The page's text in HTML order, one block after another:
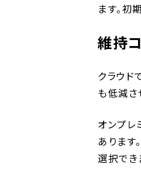
ます。初
維持
クラウド
も低減さ
オンプ
あります
選択でき